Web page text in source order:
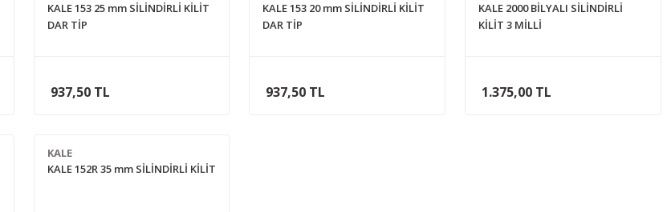
KALE 153 25 mm SİLİNDİRLİ KİLİT
DAR TİP
937,50 TL
KALE 153 20 mm SİLİNDİRLİ KİLİT
DAR TİP
937,50 TL
KALE 2000 BİLYALI SİLİNDİRLİ
KİLİT 3 MİLLİ
1.375,00 TL
KALE
KALE 152R 35 mm SİLİNDİRLİ KİLİT